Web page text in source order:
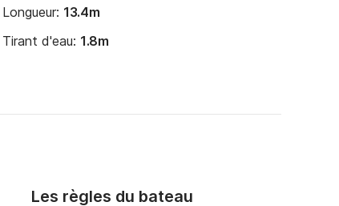
Longueur: 13.4m
Tirant d'eau: 1.8m
Les règles du bateau